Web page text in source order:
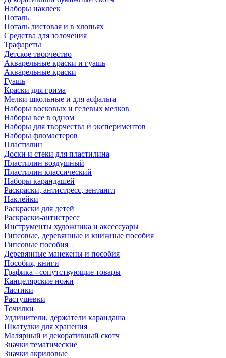
Наборы наклеек
Поталь
Поталь листовая и в хлопьях
Средства для золочения
Трафареты
Детское творчество
Акварельные краски и гуашь
Акварельные краски
Гуашь
Краски для грима
Мелки школьные и для асфальта
Наборы восковых и гелевых мелков
Наборы все в одном
Наборы для творчества и экспериментов
Наборы фломастеров
Пластилин
Доски и стеки для пластилина
Пластилин воздушный
Пластилин классический
Наборы карандашей
Раскраски, антистресс, зентангл
Наклейки
Раскраски для детей
Раскраски-антистресс
Инструменты художника и аксессуары
Гипсовые, деревянные и книжные пособия
Гипсовые пособия
Деревянные манекены и пособия
Пособия, книги
Графика - сопутствующие товары
Канцелярские ножи
Ластики
Растушевки
Точилки
Удлинители, держатели карандаша
Шкатулки для хранения
Малярный и декоративный скотч
Значки тематические
Значки акриловые